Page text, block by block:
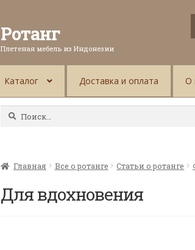
Ротанг
Плетеная мебель из Индонезии
Каталог Доставка и оплата О
Найти:
Главная Все о ротанге Статьи о ротанге
Для вдохновения